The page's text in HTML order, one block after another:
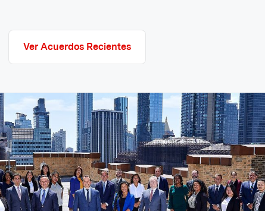
Ver Acuerdos Recientes